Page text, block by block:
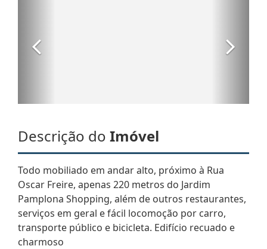
Descrição do Imóvel
Todo mobiliado em andar alto, próximo à Rua
Oscar Freire, apenas 220 metros do Jardim
Pamplona Shopping, além de outros restaurantes,
serviços em geral e fácil locomoção por carro,
transporte público e bicicleta. Edifício recuado e
charmoso